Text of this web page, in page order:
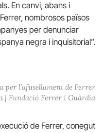
En canvi, abans i
nombrosos països
per denunciar
negra i inquisitorial”.
per l’afusellament de Ferrer
| Fundació Ferrer i Guàrdia
de Ferrer, conegut